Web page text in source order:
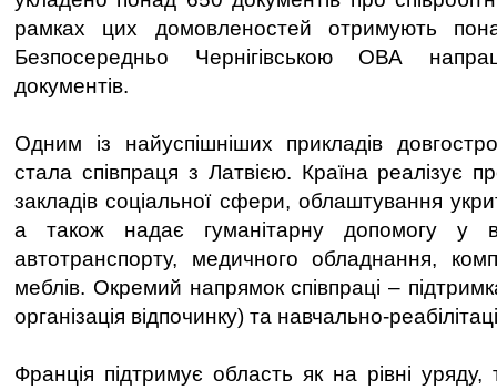
рамках цих домовленостей отримують
Безпосередньо Чернігівською ОВА
документів.
Одним із найуспішніших прикладів
стала співпраця з Латвією. Країна реалізує
закладів соціальної сфери, облаштування
а також надає гуманітарну допомогу у
автотранспорту, медичного обладнання,
меблів. Окремий напрямок співпраці –
організація відпочинку) та навчально-
Франція підтримує область як на рівні уряду,